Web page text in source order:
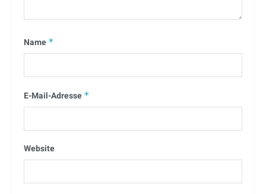
Name *
E-Mail-Adresse *
Website